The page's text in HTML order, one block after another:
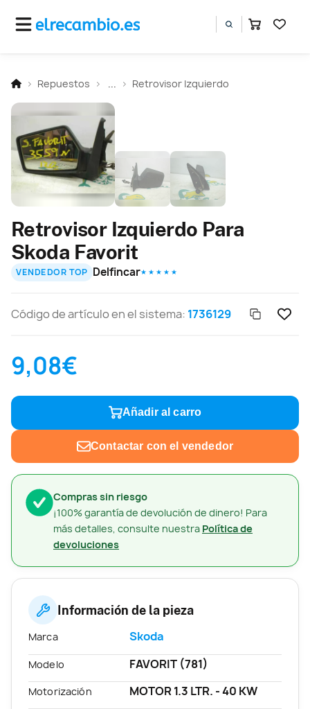
Repuestos Retrovisor Izquierdo
Compras sin riesgo
¡100% garantía de devolución de dinero! Para
más detalles, consulte nuestra Política de
devoluciones
Retrovisor Izquierdo Para
Skoda Favorit
VENDEDOR TOP Delfincar★ ★ ★ ★ ★
Código de artículo en el sistema: 1736129
9,08€
Añadir al carro
Contactar con el vendedor
Información de la pieza
Marca Skoda
Modelo FAVORIT (781)
Motorización MOTOR 1.3 LTR. - 40 KW